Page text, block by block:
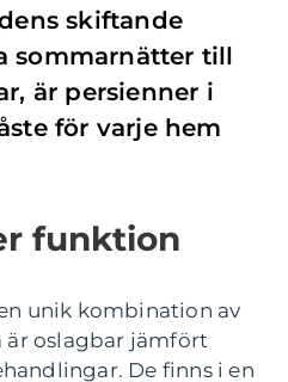
skiftande
sommarnätter till
är persienner i
för varje hem
funktion
unik kombination av
oslagbar jämfört
De finns i en